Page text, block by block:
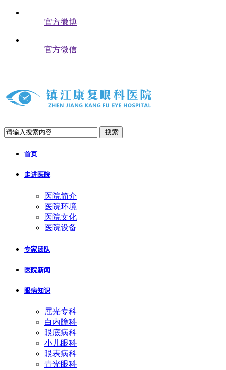
官方微博
官方微信
搜索
首页
走进医院
医院简介
医院环境
医院文化
医院设备
专家团队
医院新闻
眼病知识
屈光专科
白内障科
眼底病科
小儿眼科
眼表病科
青光眼科